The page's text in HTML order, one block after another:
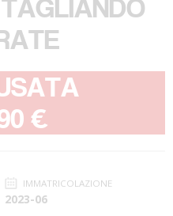
€
IMMATRICOLAZIONE
2023-06